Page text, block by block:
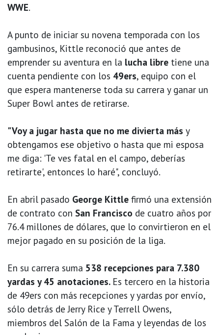
WWE.
A punto de iniciar su novena temporada con los
gambusinos, Kittle reconoció que antes de
emprender su aventura en la lucha libre tiene una
cuenta pendiente con los 49ers, equipo con el
que espera mantenerse toda su carrera y ganar un
Super Bowl antes de retirarse.
"Voy a jugar hasta que no me divierta más y
obtengamos ese objetivo o hasta que mi esposa
me diga: 'Te ves fatal en el campo, deberías
retirarte', entonces lo haré", concluyó.
En abril pasado George Kittle firmó una extensión
de contrato con San Francisco de cuatro años por
76.4 millones de dólares, que lo convirtieron en el
mejor pagado en su posición de la liga.
En su carrera suma 538 recepciones para 7.380
yardas y 45 anotaciones. Es tercero en la historia
de 49ers con más recepciones y yardas por envío,
sólo detrás de Jerry Rice y Terrell Owens,
miembros del Salón de la Fama y leyendas de los